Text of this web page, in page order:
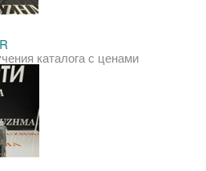
каталога с ценами